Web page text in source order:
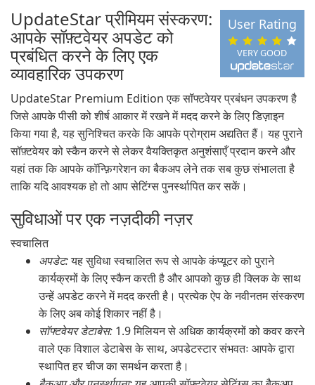
VERY GOOD
User Rating
UpdateStar प्रीमियम संस्करण:
आपके सॉफ़्टवेयर अपडेट को
प्रबंधित करने के लिए एक
व्यावहारिक उपकरण
UpdateStar Premium Edition एक सॉफ्टवेयर प्रबंधन उपकरण है
जिसे आपके पीसी को शीर्ष आकार में रखने में मदद करने के लिए डिज़ाइन
किया गया है, यह सुनिश्चित करके कि आपके प्रोग्राम अद्यतित हैं। यह पुराने
सॉफ़्टवेयर को स्कैन करने से लेकर वैयक्तिकृत अनुशंसाएँ प्रदान करने और
यहां तक कि आपके कॉन्फ़िगरेशन का बैकअप लेने तक सब कुछ संभालता है
ताकि यदि आवश्यक हो तो आप सेटिंग्स पुनर्स्थापित कर सकें।
सुविधाओं पर एक नज़दीकी नज़र
स्वचालित
अपडेट:यह सुविधा स्वचालित रूप से आपके कंप्यूटर को पुराने
कार्यक्रमों के लिए स्कैन करती है और आपको कुछ ही क्लिक के साथ
उन्हें अपडेट करने में मदद करती है। प्रत्येक ऐप के नवीनतम संस्करण
के लिए अब कोई शिकार नहीं है।
सॉफ्टवेयर डेटाबेस: 1.9 मिलियन से अधिक कार्यक्रमों को कवर करने
वाले एक विशाल डेटाबेस के साथ, अपडेटस्टार संभवतः आपके द्वारा
स्थापित हर चीज का समर्थन करता है।